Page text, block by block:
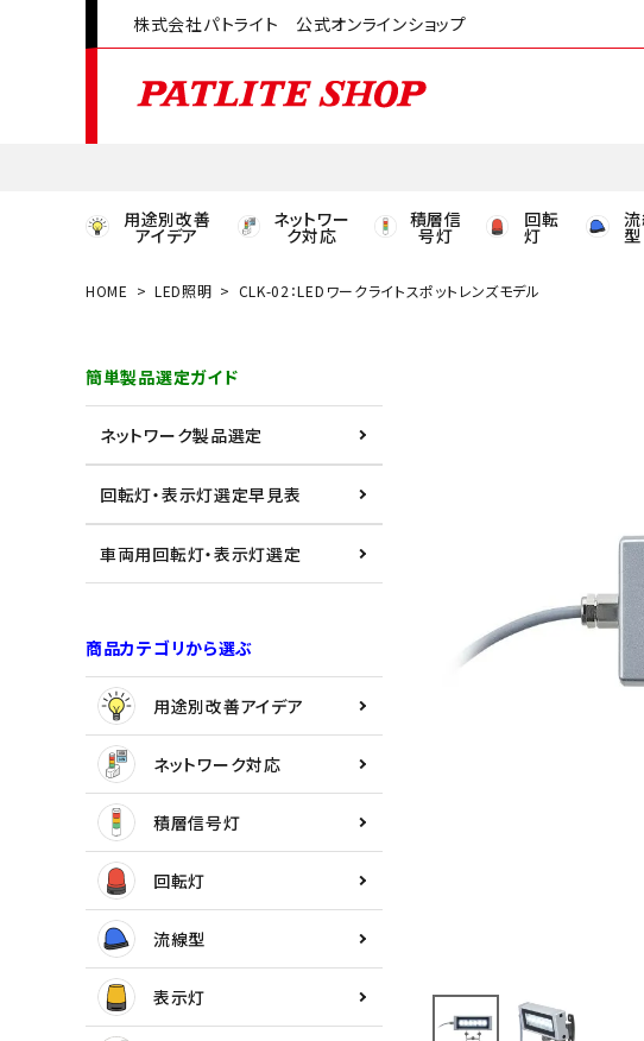
株式会社パトライト 公式オンラインショップ
用途別改善
アイデア
ネットワー
ク対応
積層信
号灯
回転
灯
ACCOUNT MENU
person
用途別改善アイデア
積層信号灯
回転灯
流線型
表示灯
光音一体型
音/音声
LED照明
HOME LED照明 CLK-02：LEDワークライトスポットレンズモデル
簡単製品選定ガイド
ネットワーク製品選定
回転灯・表示灯選定早見表
車両用回転灯・表示灯選定
商品カテゴリから選ぶ
用途別改善アイデア
ネットワーク対応
積層信号灯
回転灯
流線型
表示灯